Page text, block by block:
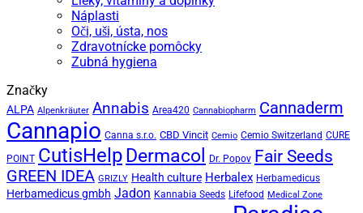
Náplasti
Oči, uši, ústa, nos
Zdravotnícke pomôcky
Zubná hygiena
Značky
ALPA Alpenkräuter Annabis Area420 Cannabiopharm Cannaderm
Cannapio Canna s.r.o. CBD Vincit Cemio Cemio Switzerland CURE
POINT CutisHelpDermacol Dr. Popov Fair Seeds
GREEN IDEA GRIZLY Health culture Herbalex Herbamedicus
Herbamedicus gmbh Jadon Kannabia Seeds Lifefood Medical Zone